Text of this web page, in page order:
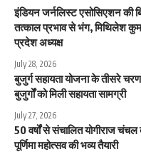
इंडियन जर्नलिस्ट एसोसिएशन की
तत्काल प्रभाव से भंग, मिथिलेश
प्रदेश अध्यक्ष
July 28, 2026
बुजुर्ग सहायता योजना के तीसरे
बुजुर्गों को मिली सहायता सामग्री
July 27, 2026
50 वर्षों से संचालित योगीराज
पूर्णिमा महोत्सव की भव्य तैयारी